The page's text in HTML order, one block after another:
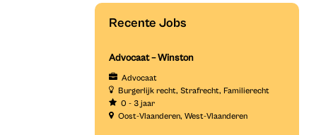
Recente Jobs
Advocaat – Winston
Advocaat
Burgerlijk recht Strafrecht Familierecht
0 - 3 jaar
Oost-Vlaanderen West-Vlaanderen